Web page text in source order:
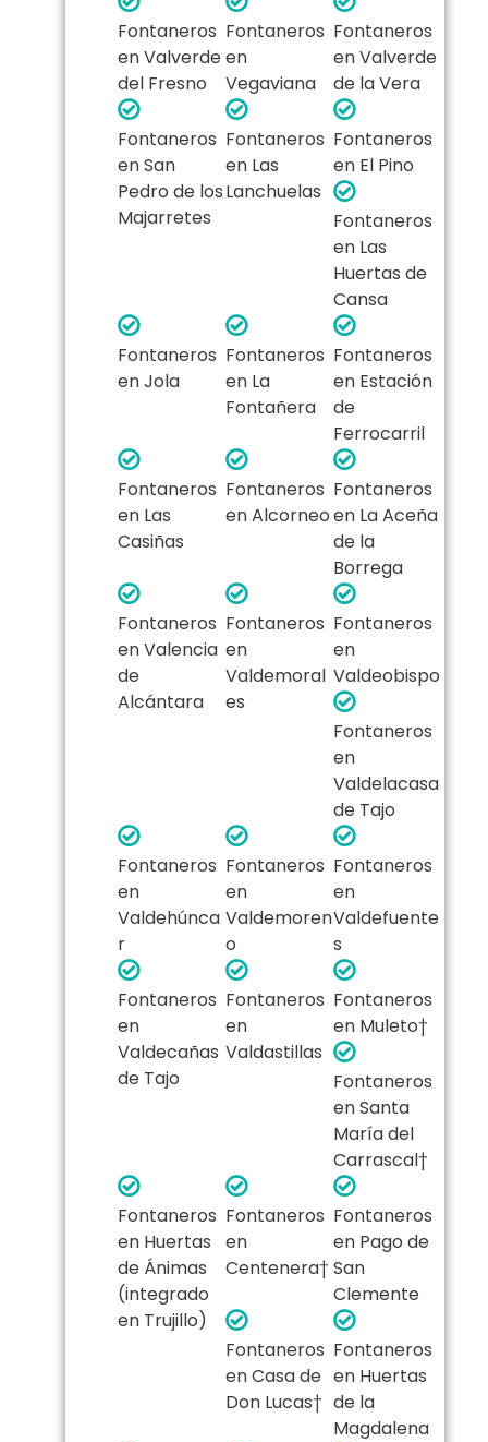
Fontaneros
en Valverde
del Fresno
Fontaneros
en
Vegaviana
Fontaneros
en Valverde
de la Vera
Fontaneros
en San
Pedro de los
Majarretes
Fontaneros
en Las
Lanchuelas
Fontaneros
en El Pino
Fontaneros
en Las
Huertas de
Cansa
Fontaneros
en Jola
Fontaneros
en La
Fontañera
Fontaneros
en Estación
de
Ferrocarril
Fontaneros
en Las
Casiñas
Fontaneros
en Alcorneo
Fontaneros
en La Aceña
de la
Borrega
Fontaneros
en Valencia
de
Alcántara
Fontaneros
en
Valdemoral
es
Fontaneros
en
Valdeobispo
Fontaneros
en
Valdelacasa
de Tajo
Fontaneros
en
Valdehúnca
r
Fontaneros
en
Valdemoren
o
Fontaneros
en
Valdefuente
s
Fontaneros
en
Valdecañas
de Tajo
Fontaneros
en
Valdastillas
Fontaneros
en Muleto†
Fontaneros
en Santa
María del
Carrascal†
Fontaneros
en Huertas
de Ánimas
(integrado
en Trujillo)
Fontaneros
en
Centenera†
Fontaneros
en Pago de
San
Clemente
Fontaneros
en Casa de
Don Lucas†
Fontaneros
en Huertas
de la
Magdalena